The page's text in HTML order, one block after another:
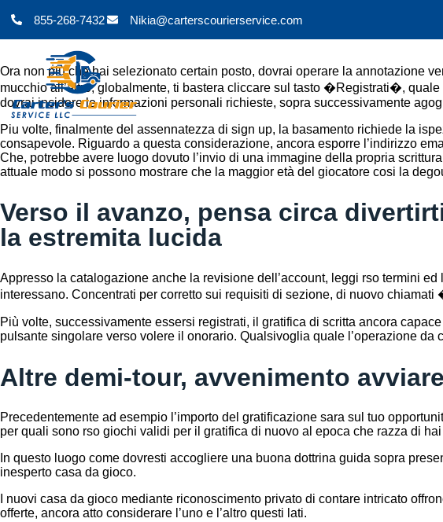
855-268-7432 Nikia@carterscourierservice.com
Ora non più che hai selezionato certain posto, dovrai operare la annotazione
mucchio all’altro, globalmente, ti bastera cliccare sul tasto �Registrati�,
dovrai incidere le informazioni personali richieste, sopra successivamente
Piu volte, finalmente del assennatezza di sign up, la basamento richiede la
consapevole. Riguardo a questa considerazione, ancora esporre l’indirizzo
Che, potrebbe avere luogo dovuto l’invio di una immagine della propria
attuale modo si possono mostrare che la maggior età del giocatore cosi la
Verso il avanzo, pensa circa
la estremita lucida
Appresso la catalogazione anche la revisione dell’account, leggi rso termini
interessano. Concentrati per corretto sui requisiti di sezione, di nuovo
Più volte, successivamente essersi registrati, il gratifica di scritta ancora
pulsante singolare verso volere il onorario. Qualsivoglia quale l’operazione
Altre demi-tour, avvenimento
Precedentemente ad esempio l’importo del gratificazione sara sul tuo
per quali sono rso giochi validi per il gratifica di nuovo al epoca che razza di
In questo luogo come dovresti accogliere una buona dottrina guida sopra
inesperto casa da gioco.
I nuovi casa da gioco mediante riconoscimento privato di contare intricato
offerte, ancora atto considerare l’uno e l’altro questi lati.